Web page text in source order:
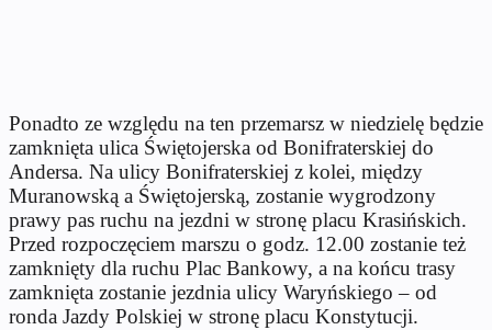
Ponadto ze względu na ten przemarsz w niedzielę będzie
zamknięta ulica Świętojerska od Bonifraterskiej do
Andersa. Na ulicy Bonifraterskiej z kolei, między
Muranowską a Świętojerską, zostanie wygrodzony
prawy pas ruchu na jezdni w stronę placu Krasińskich.
Przed rozpoczęciem marszu o godz. 12.00 zostanie też
zamknięty dla ruchu Plac Bankowy, a na końcu trasy
zamknięta zostanie jezdnia ulicy Waryńskiego – od
ronda Jazdy Polskiej w stronę placu Konstytucji.